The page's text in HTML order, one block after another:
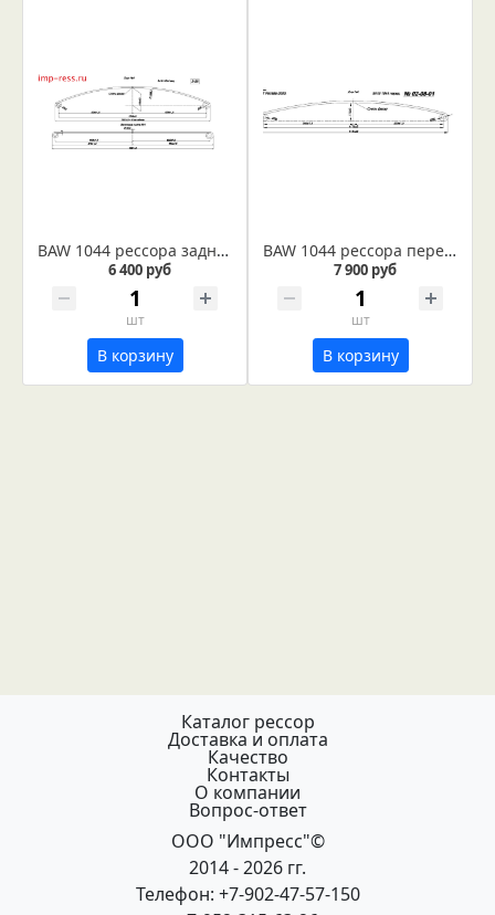
BAW 1044 рессора задняя лист № 1 (Арт. IR 02-06-01)
6 400 руб
шт
В корзину
BAW 1044 рессора передняя лист № 1 (Арт. IR 02-08-01)
7 900 руб
шт
В корзину
Каталог рессор
Доставка и оплата
Качество
Контакты
О компании
Вопрос-ответ
ООО "Импресс"©
2014 - 2026 гг.
Телефон: +7-902-47-57-150